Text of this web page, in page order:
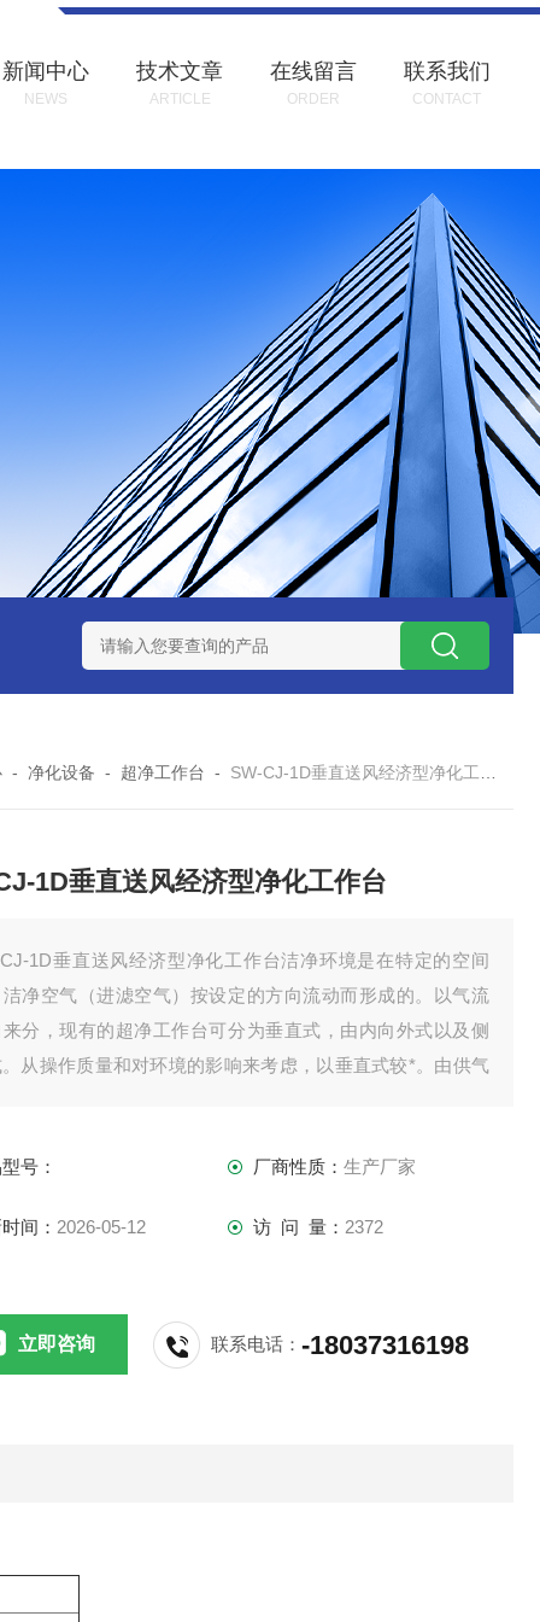
新闻中心
NEWS
技术文章
ARTICLE
在线留言
ORDER
联系我们
CONTACT
温实验用热失重马弗炉 实验室小型高温马弗炉 陶瓷纤维
-净化设备 - 超净工作台 - SW-CJ-1D垂直送风经济型净化工作台
1D垂直送风经济型净化工作台
1D垂直送风经济型净化工作台洁净环境是在特定的空间
净空气（进滤空气）按设定的方向流动而形成的。以气流
分，现有的超净工作台可分为垂直式，由内向外式以及侧
从操作质量和对环境的影响来考虑，以垂直式较*。由供气
号：
厂商性质： 生产厂家
间： 2026-05-12 访 问 量： 2372
立即咨询 联系电话：-18037316198